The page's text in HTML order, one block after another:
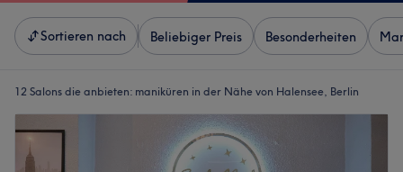
Sortieren nach Beliebiger Preis Besonderheiten
12 Salons die anbieten: maniküren in der Nähe von Halensee, Berlin